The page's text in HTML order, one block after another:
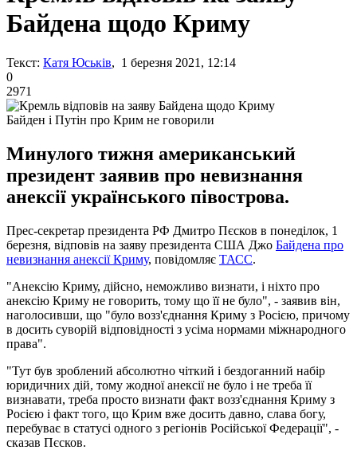
Байдена щодо Криму
Текст: Катя Юськів, 1 березня 2021, 12:14
0
2971
Байден і Путін про Крим не говорили
Минулого тижня американський
президент заявив про невизнання
анексії українського півострова.
Прес-секретар президента РФ Дмитро Пєсков в понеділок, 1
березня, відповів на заяву президента США Джо Байдена про
невизнання анексії Криму, повідомляє ТАСС.
"Анексію Криму, дійсно, неможливо визнати, і ніхто про
анексію Криму не говорить, тому що її не було", - заявив він,
наголосивши, що "було возз'єднання Криму з Росією, причому
в досить суворій відповідності з усіма нормами міжнародного
права".
"Тут був зроблений абсолютно чіткий і бездоганний набір
юридичних дій, тому жодної анексії не було і не треба її
визнавати, треба просто визнати факт возз'єднання Криму з
Росією і факт того, що Крим вже досить давно, слава богу,
перебуває в статусі одного з регіонів Російської Федерації", -
сказав Пєсков.